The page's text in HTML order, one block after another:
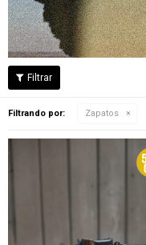
Filtrando por: Zapatos